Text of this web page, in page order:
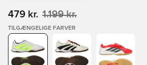
479 kr. 1.199 kr.
TILGÆNGELIGE FARVER